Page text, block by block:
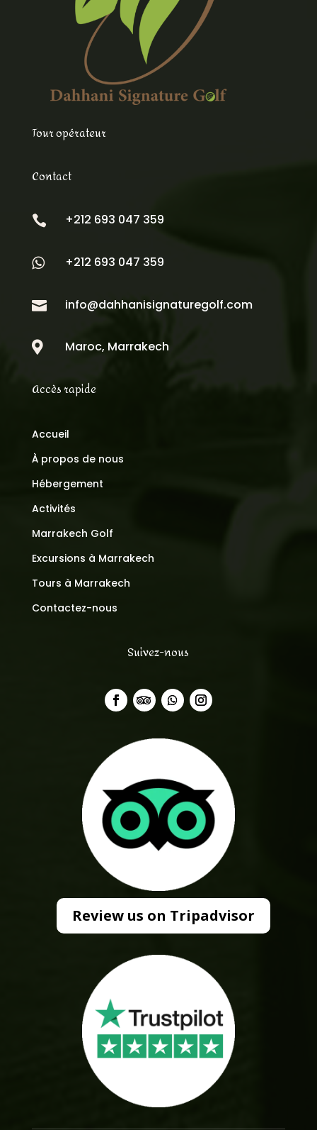
Tour opérateur
Contact
 +212 693 047 359
 +212 693 047 359
 info@dahhanisignaturegolf.com
 Maroc, Marrakech
Accès rapide
Accueil
À propos de nous
Hébergement
Activités
Marrakech Golf
Excursions à Marrakech
Tours à Marrakech
Contactez-nous
Suivez-nous
Review us on Tripadvisor